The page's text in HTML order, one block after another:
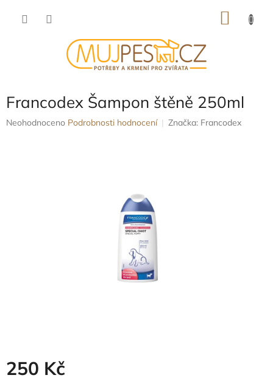
Francodex Šampon štěně 250ml
Průměrné
Neohodnoceno Podrobnosti hodnocení Značka: Francodex
250 Kč